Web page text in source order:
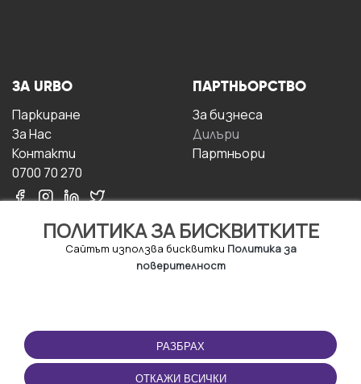
ПОЛИТИКА ЗА БИСКВИТКИТЕ
Сайтът използва бисквитки Политика за
поверителност
РАЗБРАХ
ОТКАЖИ ВСИЧКИ
ЗА URBO
Паркиране
За Hас
Контакти
0700 70 270
ПАРТНЬОРСТВО
За бизнесa
Дилъри
Партньори
ПОЛЗВАНЕ
Правила и условия за
ползване
ПРИЛОЖЕНИЕТО